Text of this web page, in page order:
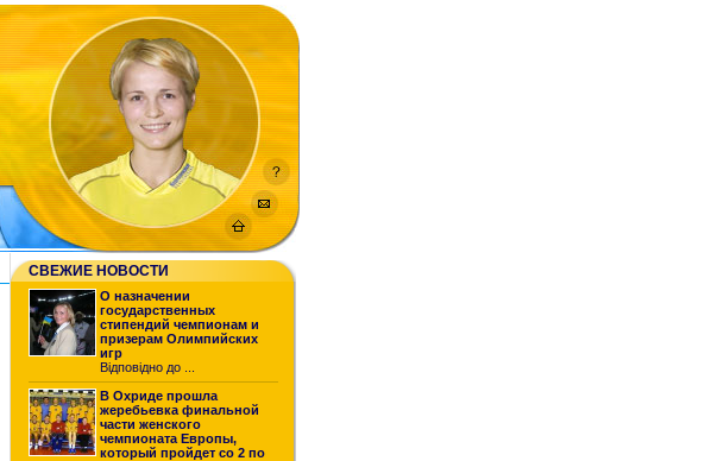
СВЕЖИЕ НОВОСТИ
О назначении
государственных
стипендий чемпионам и
призерам Олимпийских
игр
Відповідно до ...
В Охриде прошла
жеребьевка финальной
части женского
чемпионата Европы,
который пройдет со 2 по